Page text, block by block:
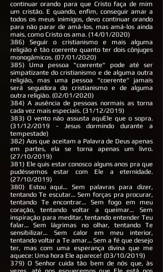
continuar orando para que Cristo faça de mim
um cristão. E quando, enfim, conseguir amar a
todos os meus inimigos, devo continuar orando
para não parar de amá-los, mas amá-los ainda
mais, como Cristo os ama. (14/01/2020)
386) Seguir o cristianismo e mais alguma
religião é tão coerente quanto ter dois cônjuges
monogâmicos. (07/01/2020)
385) Uma pessoa "coerente" pode até ser
simpatizante do cristianismo e de alguma outra
religião, mas uma pessoa "coerente" jamais
será seguidora do cristianismo e de alguma
outra religião. (02/01/2020)
384) A ausência de pessoas normais as torna
cada vez mais especiais. (31/12/2019)
383) O vento não assusta aquEle que o sopra.
(31/12/2019 - Jesus dormindo durante a
tempestade)
382) Aos que aceitam a Palavra de Deus apenas
em partes, ela se torna apenas um livro.
(27/10/2019)
381) Ele quis estar conosco alguns anos pra que
pudéssemos estar com Ele a eternidade.
(27/10/2019)
380) Estou aqui... Sem palavras para dizer,
tentando Te escutar... Sem forças pra procurar,
tentando Te encontrar... Sem fogo em meu
coração, tentando voltar a queimar... Sem
inspiração para meditar, tentando entender Teu
falar... Sem lágrimas no olhar, tentando Te
sensibilizar... Sem calor em meu interior,
tentando voltar a Te amar... Sem a fé que desejo
ter, mas com uma esperança divina que me
aquece: Uma hora Ele aparece! (03/10/2019)
379) O Senhor cuida tão bem de nós que, às